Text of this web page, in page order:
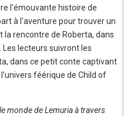
l'émouvante histoire de
à l'aventure pour trouver un
la rencontre de Roberta, dans
lecteurs suivront les
dans ce petit conte captivant
féérique de Child of
monde de Lemuria à travers